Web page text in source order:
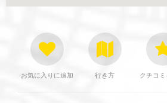
お気に入りに追加 行き方 クチコミ